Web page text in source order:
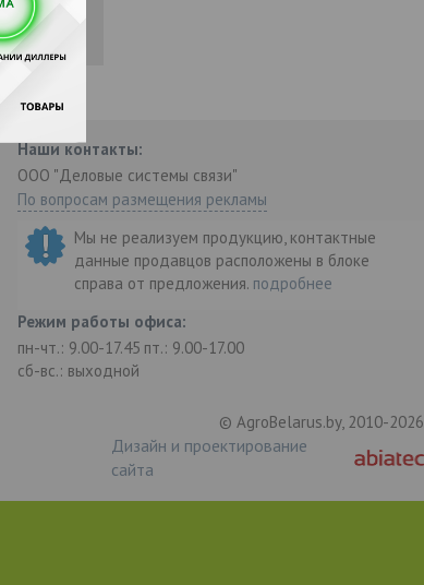
Наши контакты:
ООО "Деловые системы связи"
По вопросам размещения рекламы
Мы не реализуем продукцию, контактные
данные продавцов расположены в блоке
справа от предложения. подробнее
Режим работы офиса:
пн-чт.: 9.00-17.45 пт.: 9.00-17.00
сб-вс.: выходной
© AgroBelarus.by, 2010-2026
Дизайн и проектирование
сайта